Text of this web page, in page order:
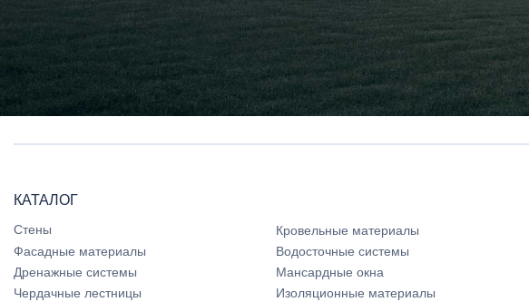
КАТАЛОГ
Стены
Кровельные материалы
Фасадные материалы
Водосточные системы
Дренажные системы
Мансардные окна
Чердачные лестницы
Изоляционные материалы